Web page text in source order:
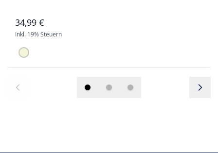
34,99 €
Inkl. 19% Steuern